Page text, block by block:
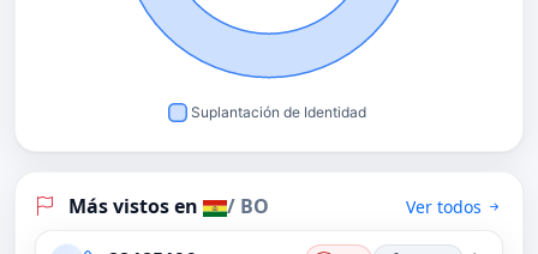
Más vistos en / BO Ver todos